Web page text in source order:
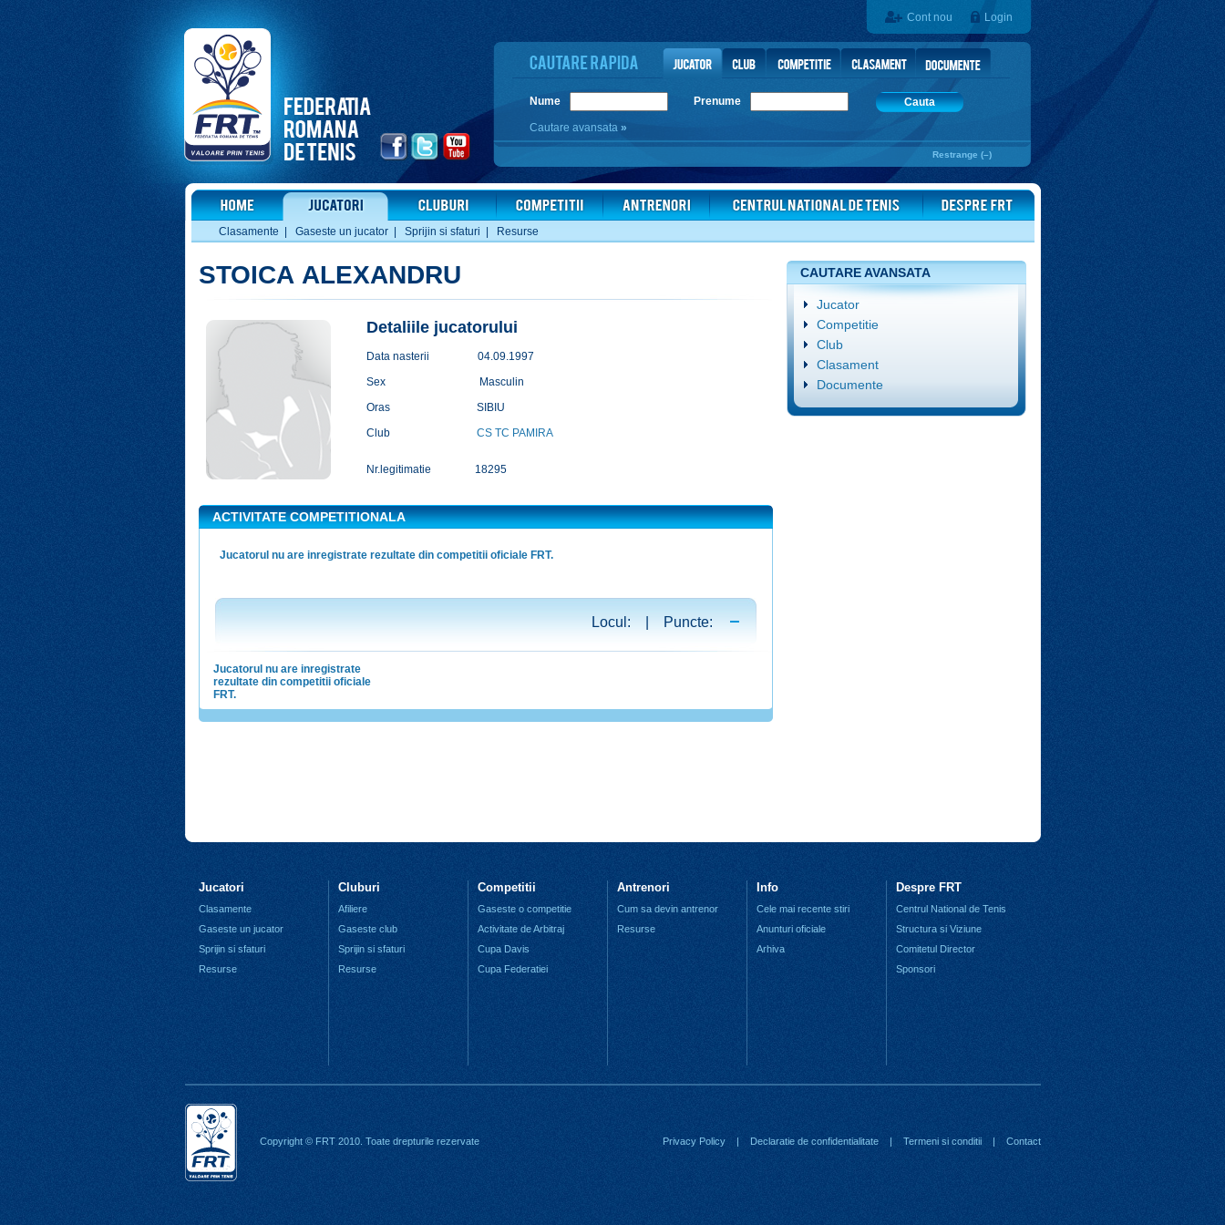
Cont nou Login
Nume Prenume
Cauta
Cautare avansata »
Restrange (–)
Clasamente Gaseste un jucator| Sprijin si sfaturi Resurse
STOICA ALEXANDRU
Detaliile jucatorului
Data nasterii
04.09.1997
Sex
Masculin
Oras
SIBIU
Club
CS TC PAMIRA
Nr.legitimatie 18295
ACTIVITATE COMPETITIONALA
Jucatorul nu are inregistrate rezultate din competitii oficiale FRT.
Locul: | Puncte:
Jucatorul nu are inregistrate
rezultate din competitii oficiale
FRT.
CAUTARE AVANSATA
Jucator
Competitie
Club
Clasament
Documente
Jucatori
Clasamente
Gaseste un jucator
Sprijin si sfaturi
Resurse
Cluburi
Afiliere
Gaseste club
Sprijin si sfaturi
Resurse
Competitii
Gaseste o competitie
Activitate de Arbitraj
Cupa Davis
Cupa Federatiei
Antrenori
Cum sa devin antrenor
Resurse
Info
Cele mai recente stiri
Anunturi oficiale
Arhiva
Despre FRT
Centrul National de Tenis
Structura si Viziune
Comitetul Director
Sponsori
Copyright © FRT 2010. Toate drepturile rezervate Contact
|
Termeni si conditii
|
Declaratie de confidentialitate
|
Privacy Policy